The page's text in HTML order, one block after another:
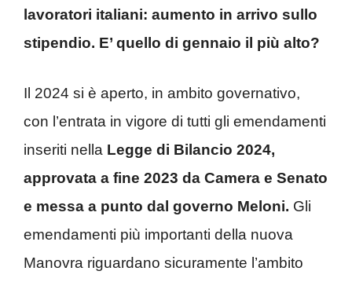
lavoratori italiani: aumento in arrivo sullo
stipendio. E’ quello di gennaio il più alto?
Il 2024 si è aperto, in ambito governativo,
con l’entrata in vigore di tutti gli emendamenti
inseriti nella Legge di Bilancio 2024,
approvata a fine 2023 da Camera e Senato
e messa a punto dal governo Meloni. Gli
emendamenti più importanti della nuova
Manovra riguardano sicuramente l’ambito